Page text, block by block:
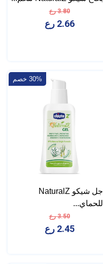
3.80 رع
2.66 رع
30% خصم
جل شيكو NaturalZ
للحماي...
3.50 رع
2.45 رع